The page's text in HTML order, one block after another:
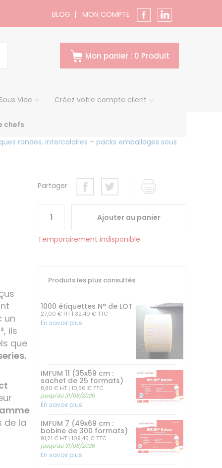
BLOG | MON COMPTE
Mon panier : 0 Produit
Vide Créez votre compte client
chefs
rondes, intercalaires – packs emballages sous
un
, ils
que
de la
Partager
Ajouter au panier
Temporairement indisponible
Produits les plus consultés
1000 étiquettes N° de LOT
27,00 € HT | 32,40 € TTC
En savoir plus
IMFUM 11 (35x59 cm :
sachet de 25 formats)
8,80 € HT | 10,56 € TTC
jusqu'au 31/08/2026
En savoir plus
IMFUM 7 (49x69 cm :
bobine de 300 formats)
91,21 € HT | 109,45 € TTC
jusqu'au 31/08/2026
En savoir plus